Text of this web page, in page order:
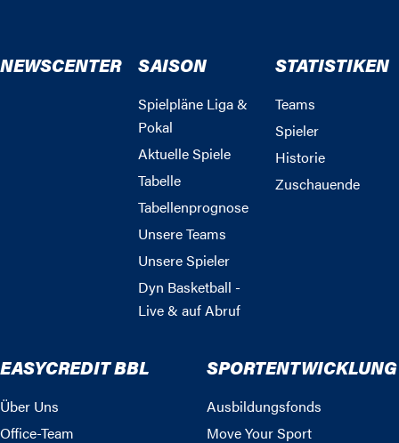
NEWSCENTER SAISON
Spielpläne Liga &
Pokal
Aktuelle Spiele
Tabelle
Tabellenprognose
Unsere Teams
Unsere Spieler
Dyn Basketball -
Live & auf Abruf
STATISTIKEN
Teams
Spieler
Historie
Zuschauende
EASYCREDIT BBL
Über Uns
Office-Team
SPORTENTWICKLUNG
Ausbildungsfonds
Move Your Sport